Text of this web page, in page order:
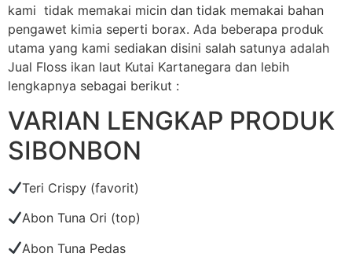
kami tidak memakai micin dan tidak memakai bahan
pengawet kimia seperti borax. Ada beberapa produk
utama yang kami sediakan disini salah satunya adalah
Jual Floss ikan laut Kutai Kartanegara dan lebih
lengkapnya sebagai berikut :
VARIAN LENGKAP PRODUK
SIBONBON
Teri Crispy (favorit)
Abon Tuna Ori (top)
Abon Tuna Pedas